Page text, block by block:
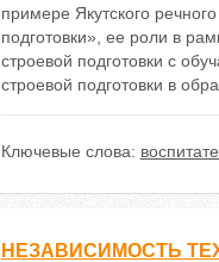
примере Якутского
подготовки», ее роли в
строевой подготовки с
строевой подготовки в
Ключевые слова:
НЕЗАВИСИМОСТЬ